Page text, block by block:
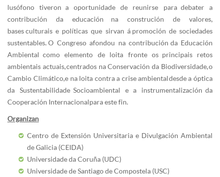
lusófono tiveron a oportunidade de reunirse para debater a
contribución da educación na construción de valores,
bases culturais e políticas que sirvan á promoción de sociedades
sustentables. O Congreso afondou na contribución da Educación
Ambiental como elemento de loita fronte os principais retos
ambientais actuais, centrados na Conservación da Biodiversidade, o
Cambio Climático, e na loita contra a crise ambiental desde a óptica
da Sustentabilidade Socioambiental e a instrumentalización da
Cooperación Internacional para este fin.
Organizan
Centro de Extensión Universitaria e Divulgación Ambiental
de Galicia (CEIDA)
Universidade da Coruña (UDC)
Universidade de Santiago de Compostela (USC)